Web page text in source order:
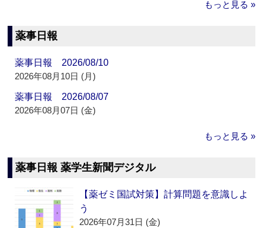
もっと見る »
薬事日報
薬事日報 2026/08/10
2026年08月10日 (月)
薬事日報 2026/08/07
2026年08月07日 (金)
もっと見る »
薬事日報 薬学生新聞デジタル
【薬ゼミ国試対策】計算問題を意識しよ
う
2026年07月31日 (金)